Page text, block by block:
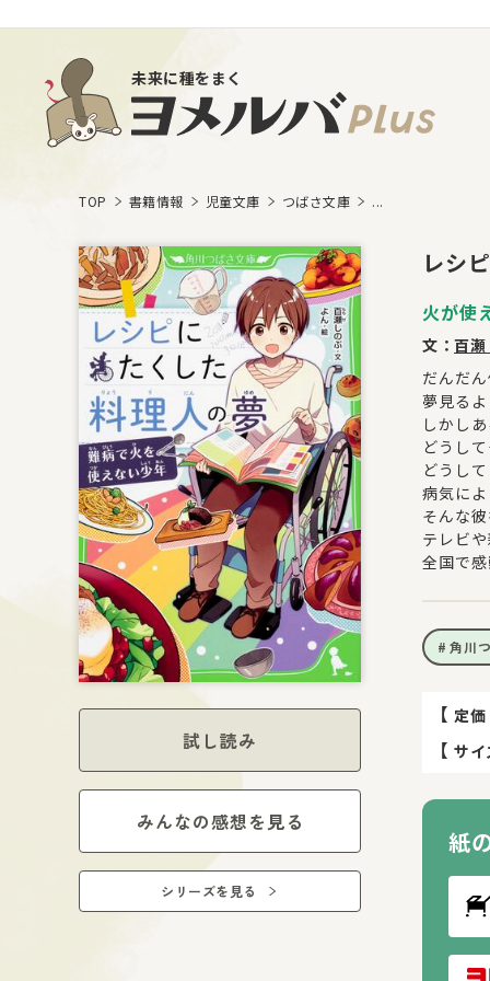
未来に種をまく
TOP 書籍情報 児童文庫 つばさ文庫 ...
試し読み
みんなの感想を見る
シリーズを見る
レシ
火が使
文： 百
だんだ
夢見る
しかし
どうして
どうして
病気に
そんな
テレビ
全国で
角川
【 定価
【 サイ
紙